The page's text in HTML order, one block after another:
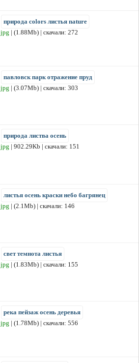
природа colors листья nature
jpg | (1.88Mb) | скачали: 272
павловск парк отражение пруд
jpg | (3.07Mb) | скачали: 303
природа листва осень
jpg | 902.29Kb | скачали: 151
листья осень краски небо багрянец
jpg | (2.1Mb) | скачали: 146
свет темнота листья
jpg | (1.83Mb) | скачали: 155
река пейзаж осень деревья
jpg | (1.78Mb) | скачали: 556